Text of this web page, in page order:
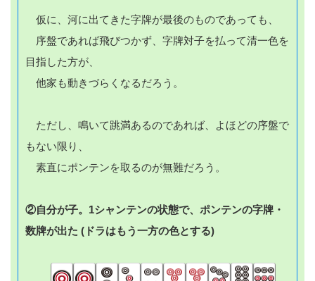
仮に、河に出てきた字牌が最後のものであっても、
序盤であれば飛びつかず、字牌対子を払って清一色を
目指した方が、
他家も動きづらくなるだろう。
ただし、鳴いて跳満あるのであれば、よほどの序盤で
もない限り、
素直にポンテンを取るのが無難だろう。
②自分が子。1シャンテンの状態で、ポンテンの字牌・
数牌が出た (ドラはもう一方の色とする)